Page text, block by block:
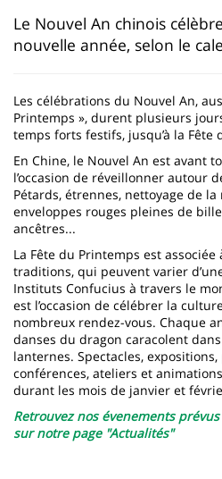
content
page
Contenu
de
page
principale
Le Nouvel An chinois
nouvelle année, selon le
Les célébrations du Nouvel An,
Printemps », durent plusieurs
temps forts festifs, jusqu’à la Fête
En Chine, le Nouvel An est avant
l’occasion de réveillonner autour
Pétards, étrennes, nettoyage de
enveloppes rouges pleines de
ancêtres...
La Fête du Printemps est
traditions, qui peuvent varier
Instituts Confucius à travers le
est l’occasion de célébrer la
nombreux rendez-vous. Chaque
danses du dragon caracolent
lanternes. Spectacles,
conférences, ateliers et
durant les mois de janvier et
Retrouvez nos évenements
sur notre page "Actualités"